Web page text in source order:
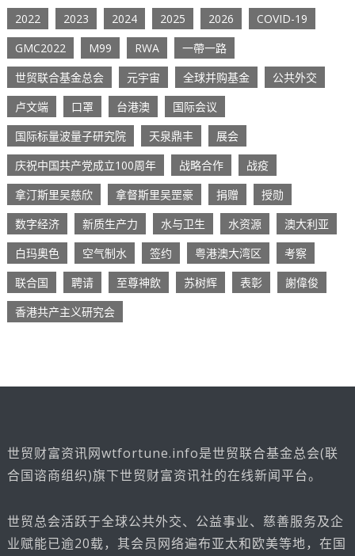
2022 2023 2024 2025 2026
COVID-19
GMC2022
M99 RWA
一帶一路
世贸联合基金总会
元宇宙 全球并购基金
公共外交
卢文端
口罩 台港澳
国际会议
国际标量波量子研究院
天泉鼎丰
展会
庆祝中国共产党成立100周年
战略合作
战疫
拿汀斯里吴慈欣
拿督斯里吴罡豪 捐赠
授勋
数字经济
新质生产力 水与卫生 水资源
澳大利亚
白玛奧色
空气制水 签约 粤港澳大湾区
考察
联合国
聘请 至尊神飲 苏树辉 表彰
謝偉俊
香港共产主义研究会
世贸财富资讯网wtfortune.info是世贸联合基金总会(联
合国谘商组织)旗下世贸财富资讯社的在线新闻平台。
世贸总会活跃于全球公共外交、公益事业、慈善服务及企
业赋能已逾20载，其会员网络遍布亚太和欧美等地，在国